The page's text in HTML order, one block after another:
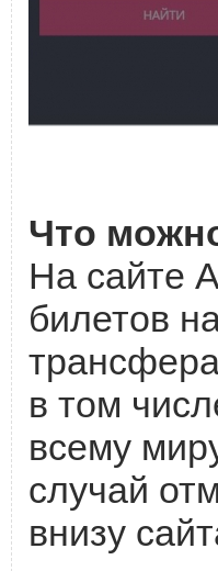
Что
На сайте
билетов
в том
всему
случай
внизу